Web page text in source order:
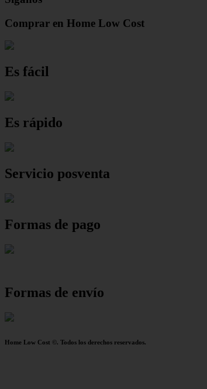
Comprar en Home Low Cost
Es fácil
Es rápido
Servicio posventa
Formas de pago
Formas de envío
Home Low Cost ©. Todos los derechos reservados.